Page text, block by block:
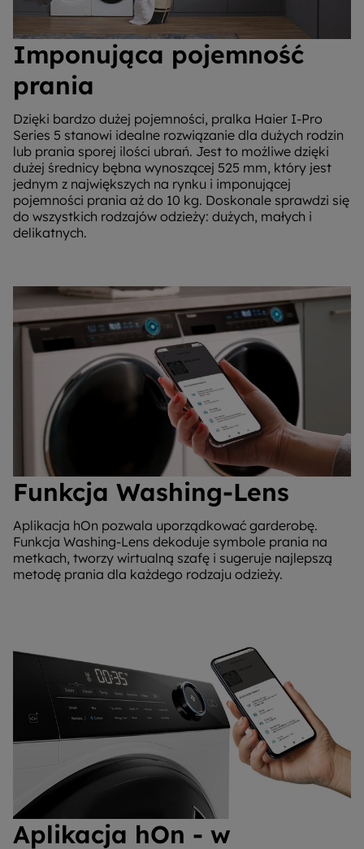
Imponująca pojemność
prania
Dzięki bardzo dużej pojemności, pralka Haier I-Pro
Series 5 stanowi idealne rozwiązanie dla dużych rodzin
lub prania sporej ilości ubrań. Jest to możliwe dzięki
dużej średnicy bębna wynoszącej 525 mm, który jest
jednym z największych na rynku i imponującej
pojemności prania aż do 10 kg. Doskonale sprawdzi się
do wszystkich rodzajów odzieży: dużych, małych i
delikatnych.
Funkcja Washing-Lens
Aplikacja hOn pozwala uporządkować garderobę.
Funkcja Washing-Lens dekoduje symbole prania na
metkach, tworzy wirtualną szafę i sugeruje najlepszą
metodę prania dla każdego rodzaju odzieży.
Aplikacja hOn - w